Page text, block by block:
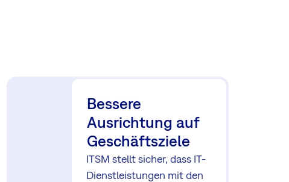
Bessere
Ausrichtung auf
Geschäftsziele
ITSM stellt sicher, dass IT-
Dienstleistungen mit den